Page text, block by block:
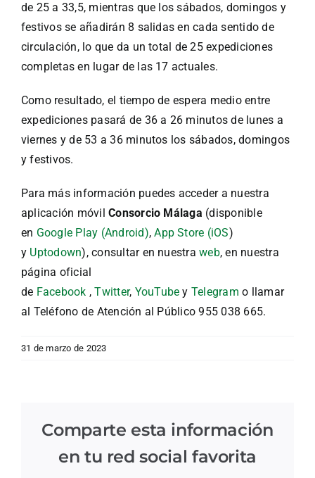
de 25 a 33,5, mientras que los sábados, domingos y
festivos se añadirán 8 salidas en cada sentido de
circulación, lo que da un total de 25 expediciones
completas en lugar de las 17 actuales.
Como resultado, el tiempo de espera medio entre
expediciones pasará de 36 a 26 minutos de lunes a
viernes y de 53 a 36 minutos los sábados, domingos
y festivos.
Para más información puedes acceder a nuestra
aplicación móvilConsorcio Málaga (disponible
en Google Play (Android),App Store (iOS)
y Uptodown), consultar en nuestraweb, en nuestra
página oficial
de Facebook ,Twitter, YouTube y Telegramo llamar
al Teléfono de Atención al Público 955 038 665.
31 de marzo de 2023
Comparte esta información
en tu red social favorita